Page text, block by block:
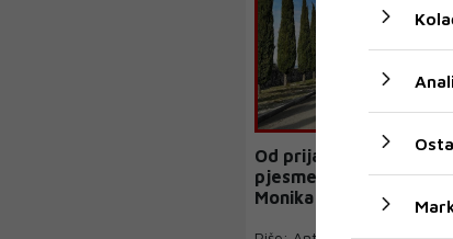
Od prijateljstva do
pjesme: Mila Boras i
Monika Sušac
duet 'Samo tebe